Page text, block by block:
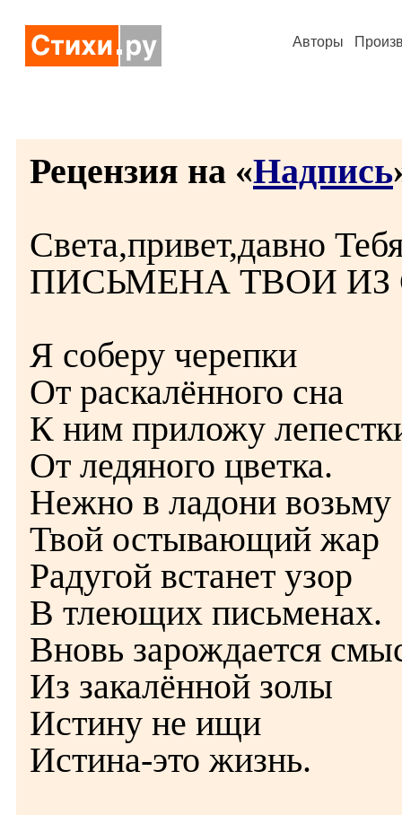
Авторы
Рецензия на «Надпись
Света,привет,давно
ПИСЬМЕНА ТВОИ ИЗ
Я соберу черепки
От раскалённого сна
К ним приложу
От ледяного цветка.
Нежно в ладони возьму
Твой остывающий жар
Радугой встанет узор
В тлеющих письменах.
Вновь зарождается
Из закалённой золы
Истину не ищи
Истина-это жизнь.